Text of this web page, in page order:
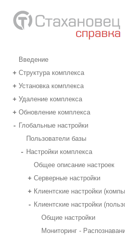
Введение
+ Структура комплекса
+ Установка комплекса
+ Удаление комплекса
+ Обновление комплекса
- Глобальные настройки
Пользователи базы
- Настройки комплекса
Общее описание настроек
+ Серверные настройки
+ Клиентские настройки
- Клиентские настройки
Общие настройки
Мониторинг -